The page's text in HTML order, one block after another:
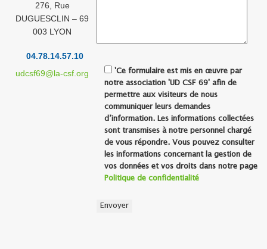
276, Rue
DUGUESCLIN – 69
003 LYON
04.78.14.57.10
udcsf69@la-csf.org
'Ce formulaire est mis en œuvre par
notre association 'UD CSF 69' afin de
permettre aux visiteurs de nous
communiquer leurs demandes
d’information. Les informations collectées
sont transmises à notre personnel chargé
de vous répondre. Vous pouvez consulter
les informations concernant la gestion de
vos données et vos droits dans notre page
Politique de confidentialité